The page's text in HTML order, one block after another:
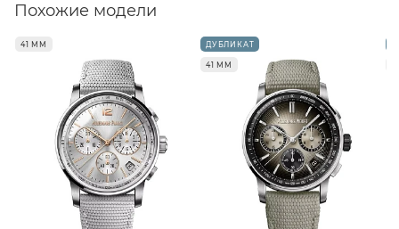
Похожие модели
41 ММ ДУБЛИКАТ
41 ММ